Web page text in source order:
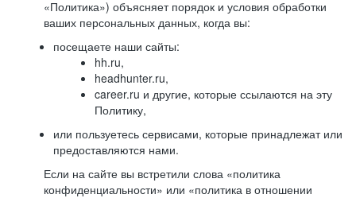
«Политика») объясняет порядок и условия обработки
ваших персональных данных, когда вы:
посещаете наши сайты:
hh.ru,
headhunter.ru,
career.ru и другие, которые ссылаются на эту
Политику,
или пользуетесь сервисами, которые принадлежат или
предоставляются нами.
Если на сайте вы встретили слова «политика
конфиденциальности» или «политика в отношении